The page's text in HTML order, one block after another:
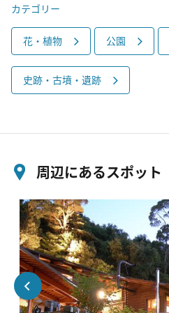
カテゴリー
花・植物 公園
史跡・古墳・遺跡
周辺にあるスポット